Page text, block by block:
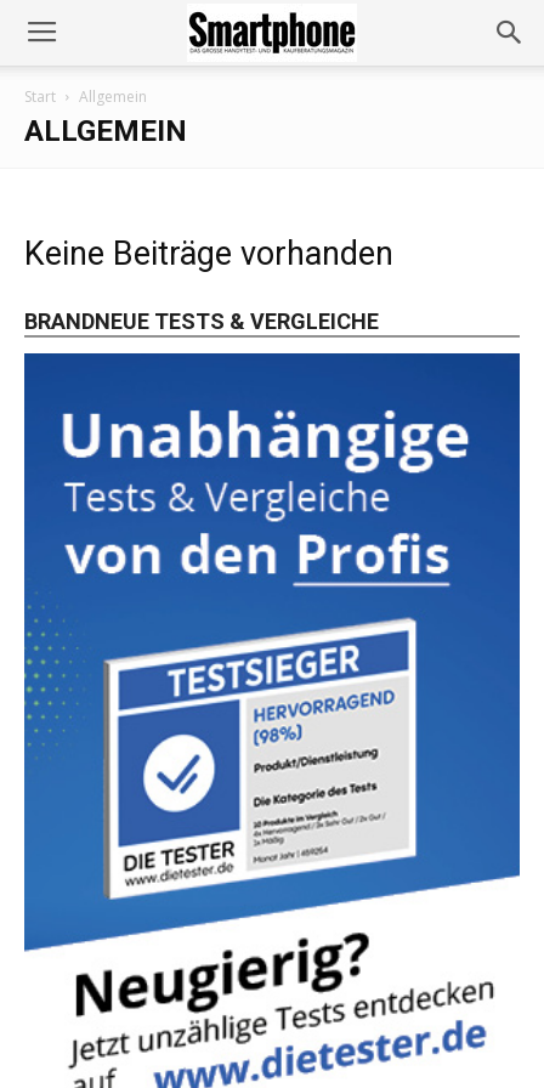
Start Allgemein
ALLGEMEIN
Keine Beiträge vorhanden
BRANDNEUE TESTS & VERGLEICHE